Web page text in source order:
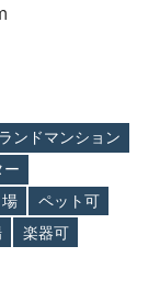
ンドマンション
ー
ペット可
楽器可